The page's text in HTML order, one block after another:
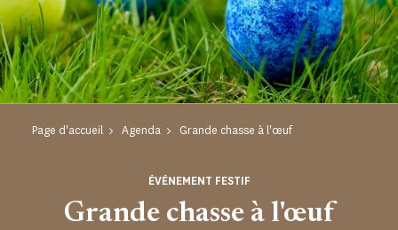
Page d'accueil Agenda Grande chasse à l'œuf
Grande chasse à l'œuf
ÉVÉNEMENT FESTIF